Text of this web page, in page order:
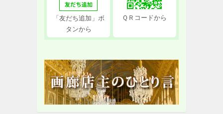
「友だち追加」ボ
タンから
ＱＲコードから